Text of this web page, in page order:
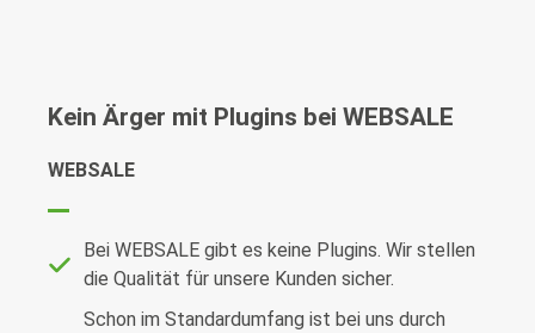
Kein Ärger mit Plugins bei WEBSALE
WEBSALE
Bei WEBSALE gibt es keine Plugins. Wir stellen
die Qualität für unsere Kunden sicher.
Schon im Standardumfang ist bei uns durch